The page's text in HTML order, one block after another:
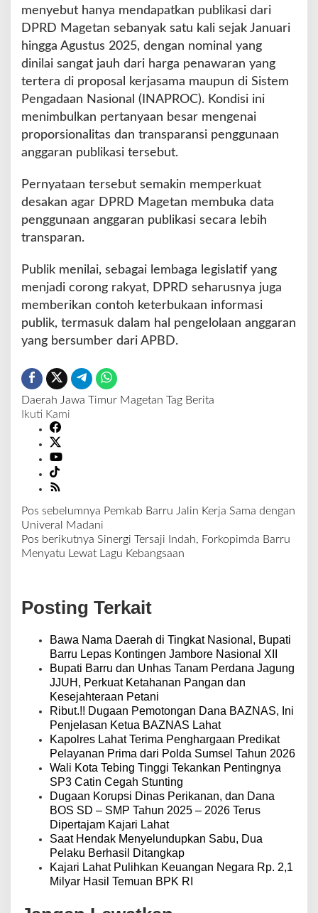
menyebut hanya mendapatkan publikasi dari
DPRD Magetan sebanyak satu kali sejak Januari
hingga Agustus 2025, dengan nominal yang
dinilai sangat jauh dari harga penawaran yang
tertera di proposal kerjasama maupun di Sistem
Pengadaan Nasional (INAPROC). Kondisi ini
menimbulkan pertanyaan besar mengenai
proporsionalitas dan transparansi penggunaan
anggaran publikasi tersebut.
Pernyataan tersebut semakin memperkuat
desakan agar DPRD Magetan membuka data
penggunaan anggaran publikasi secara lebih
transparan.
Publik menilai, sebagai lembaga legislatif yang
menjadi corong rakyat, DPRD seharusnya juga
memberikan contoh keterbukaan informasi
publik, termasuk dalam hal pengelolaan anggaran
yang bersumber dari APBD.
Daerah Jawa Timur Magetan Tag Berita
Ikuti Kami
N
a
v
a
s
Pos sebelumnya Pemkab Barru Jalin Kerja Sama dengan
Univeral Madani
Pos berikutnya Sinergi Tersaji Indah, Forkopimda Barru
Menyatu Lewat Lagu Kebangsaan
Posting Terkait
Bawa Nama Daerah di Tingkat Nasional, Bupati
Barru Lepas Kontingen Jambore Nasional XII
Bupati Barru dan Unhas Tanam Perdana Jagung
JJUH, Perkuat Ketahanan Pangan dan
Kesejahteraan Petani
Ribut.!! Dugaan Pemotongan Dana BAZNAS, Ini
Penjelasan Ketua BAZNAS Lahat
Kapolres Lahat Terima Penghargaan Predikat
Pelayanan Prima dari Polda Sumsel Tahun 2026
Wali Kota Tebing Tinggi Tekankan Pentingnya
SP3 Catin Cegah Stunting
Dugaan Korupsi Dinas Perikanan, dan Dana
BOS SD – SMP Tahun 2025 – 2026 Terus
Dipertajam Kajari Lahat
Saat Hendak Menyelundupkan Sabu, Dua
Pelaku Berhasil Ditangkap
Kajari Lahat Pulihkan Keuangan Negara Rp. 2,1
Milyar Hasil Temuan BPK RI